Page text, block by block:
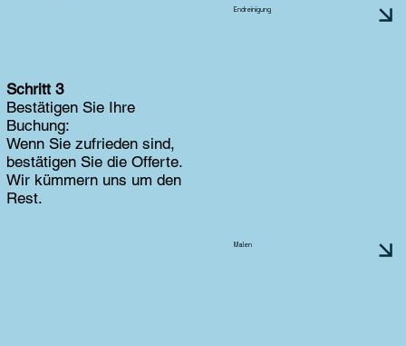
Schritt 3
Bestätigen Sie Ihre
Buchung:
Wenn Sie zufrieden sind,
bestätigen Sie die Offerte.
Wir kümmern uns um den
Rest.
Endreinigung
Malen